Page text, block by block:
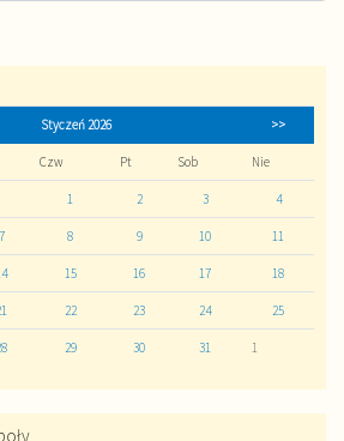
Styczeń 2026 >>
Czw Pt Sob Nie
1 2 3 4
7 8 9 10 11
15 16 17 18
22 23 24 25
29 30 31 1